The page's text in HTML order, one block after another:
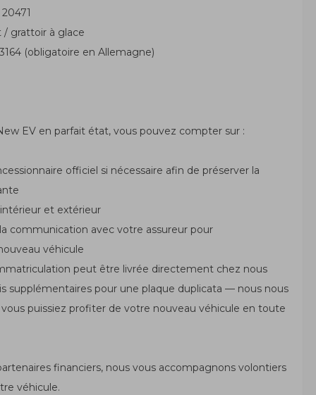
grattoir à glace
(obligatoire en Allemagne)
EV en parfait état, vous pouvez compter sur :
officiel si nécessaire afin de préserver la
et extérieur
communication avec votre assureur pour
véhicule
peut être livrée directement chez nous
supplémentaires pour une plaque duplicata — nous nous
puissiez profiter de votre nouveau véhicule en toute
financiers, nous vous accompagnons volontiers
véhicule.